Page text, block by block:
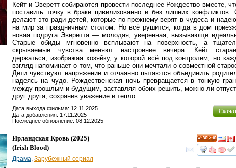
Кейт и Эверетт собираются провести последнее Рождество вместе,
поставить точку в браке цивилизованно и без лишних конфликтов.
делают это ради детей, которые по-прежнему верят в чудеса и
на мир за праздничным столом. Но всё рушится, когда в дом
новая подруга Эверетта — молодая, уверенная, вызывающе
Старые обиды мгновенно всплывают на поверхность, а
скрываемые чувства меняют настроение вечера. Кейт
держаться, изображая хозяйку, у которой всё под контролем, но
взгляд напоминает о том, что раньше они мечтали о совместной
Дети чувствуют напряжение и отчаянно пытаются объединить
надеясь на чудо. Рождественская ночь превращается в тонкую
между прошлым и будущим, заставляя обоих решить, можно ли
друг друга, сохранив уважение и тепло.
Дата выхода фильма: 12.11.2025
Дата добавления: 17.11.2025
Последнее обновление: 08.12.2025
HD
Ирландская Кровь (2025)
(Irish Blood)
Драма, Зарубежный сериал